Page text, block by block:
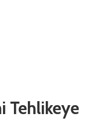
Tehlikeye